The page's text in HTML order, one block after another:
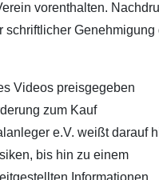
vorenthalten.
schriftlicher Genehmigung
Videos preisgegeben
zum Kauf
e.V. weißt darauf
bis hin zu einem
Informationen